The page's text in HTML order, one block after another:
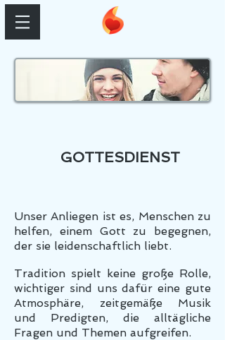
GOTTESDIENST
Unser Anliegen ist es, Menschen zu
helfen, einem Gott zu begegnen,
der sie leidenschaftlich liebt.
Tradition spielt keine große Rolle,
wichtiger sind uns dafür eine gute
Atmosphäre, zeitgemäße Musik
und Predigten, die alltägliche
Fragen und Themen aufgreifen.